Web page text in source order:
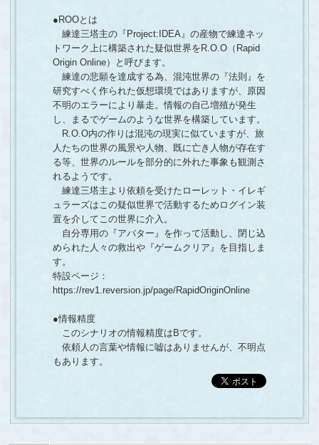
●ROOとは
練達三塔主の『Project:IDEA』の産物で練達ネッ
トワーク上に構築された疑似世界をR.O.O（Rapid
Origin Online）と呼びます。
練達の悲願を達成する為、混沌世界の『法則』を
研究すべく作られた仮想環境ではありますが、原因
不明のエラーにより暴走。情報の自己増殖が発生
し、まるでゲームのような世界を構築しています。
R.O.O内の作りは混沌の現実に似ていますが、旅
人たちの世界の風景や人物、既に亡き人物が存在す
る等、世界のルールを部分的に外れた事象も観測さ
れるようです。
練達三塔主より依頼を受けたローレット・イレギ
ュラーズはこの疑似世界で活動するためログイン装
置を介してこの世界に介入。
自分専用の『アバター』を作って活動し、閉じ込
められた人々の救出や『ゲームクリア』を目指しま
す。
特設ページ：
https://rev1.reversion.jp/page/RapidOriginOnline
●情報精度
このシナリオの情報精度はBです。
依頼人の言葉や情報に嘘はありませんが、不明点
もあります。